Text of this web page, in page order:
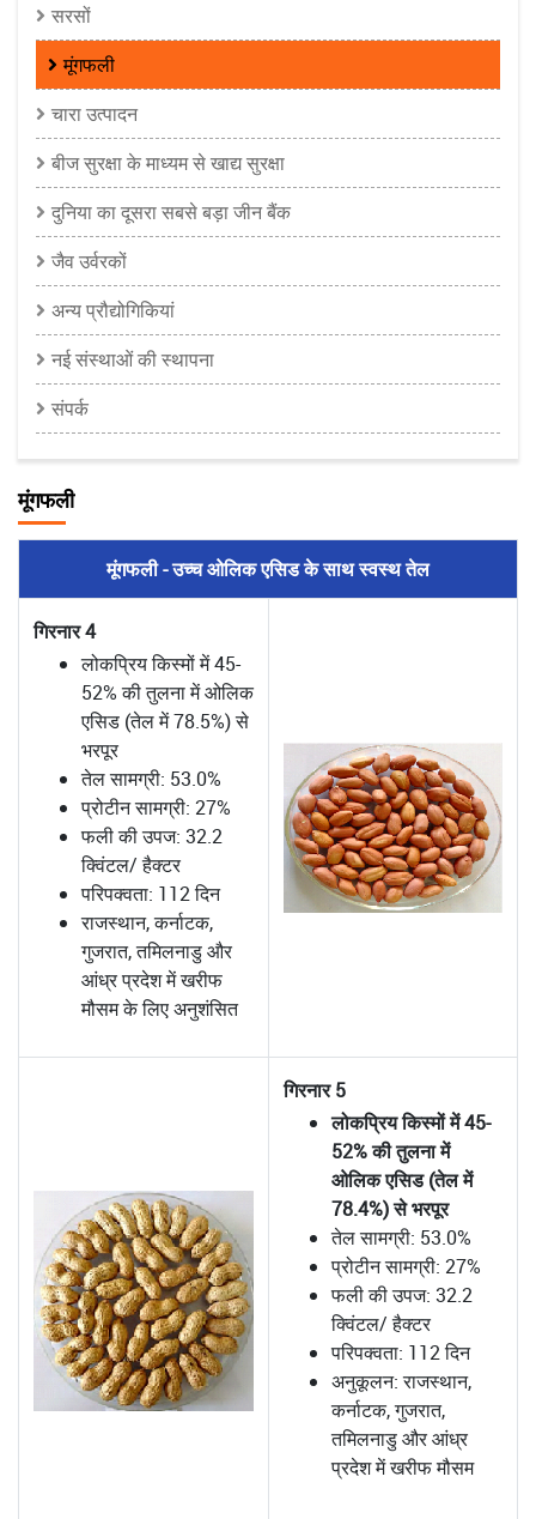
सरसों
मूंगफली
चारा उत्पादन
बीज सुरक्षा के माध्यम से खाद्य सुरक्षा
दुनिया का दूसरा सबसे बड़ा जीन बैंक
जैव उर्वरकों
अन्य प्रौद्योगिकियां
नई संस्थाओं की स्थापना
संपर्क
मूंगफली
मूंगफली - उच्च ओलिक एसिड के साथ स्वस्थ तेल
गिरनार 4
लोकप्रिय किस्मों में 45-
52% की तुलना में ओलिक
एसिड (तेल में 78.5%) से
भरपूर
तेल सामग्री: 53.0%
प्रोटीन सामग्री: 27%
फली की उपज: 32.2
क्विंटल/ हैक्टर
परिपक्वता: 112 दिन
राजस्थान, कर्नाटक,
गुजरात, तमिलनाडु और
आंध्र प्रदेश में खरीफ
मौसम के लिए अनुशंसित
गिरनार 5
लोकप्रिय किस्मों में 45-
52% की तुलना में
ओलिक एसिड (तेल में
78.4%) से भरपूर
तेल सामग्री: 53.0%
प्रोटीन सामग्री: 27%
फली की उपज: 32.2
क्विंटल/ हैक्टर
परिपक्वता: 112 दिन
अनुकूलन: राजस्थान,
कर्नाटक, गुजरात,
तमिलनाडु और आंध्र
प्रदेश में खरीफ मौसम